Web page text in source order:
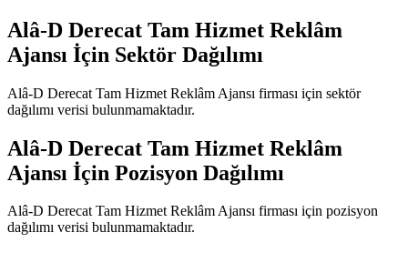
Alâ-D Derecat Tam Hizmet Reklâm
Ajansı İçin Sektör Dağılımı
Alâ-D Derecat Tam Hizmet Reklâm Ajansı firması için sektör
dağılımı verisi bulunmamaktadır.
Alâ-D Derecat Tam Hizmet Reklâm
Ajansı İçin Pozisyon Dağılımı
Alâ-D Derecat Tam Hizmet Reklâm Ajansı firması için pozisyon
dağılımı verisi bulunmamaktadır.